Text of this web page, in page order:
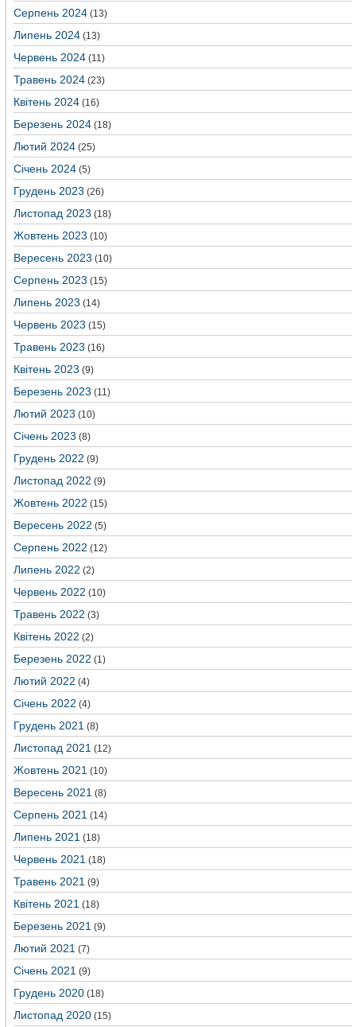
Серпень 2024 (13)
Липень 2024 (13)
Червень 2024 (11)
Травень 2024 (23)
Квітень 2024 (16)
Березень 2024 (18)
Лютий 2024 (25)
Січень 2024 (5)
Грудень 2023 (26)
Листопад 2023 (18)
Жовтень 2023 (10)
Вересень 2023 (10)
Серпень 2023 (15)
Липень 2023 (14)
Червень 2023 (15)
Травень 2023 (16)
Квітень 2023 (9)
Березень 2023 (11)
Лютий 2023 (10)
Січень 2023 (8)
Грудень 2022 (9)
Листопад 2022 (9)
Жовтень 2022 (15)
Вересень 2022 (5)
Серпень 2022 (12)
Липень 2022 (2)
Червень 2022 (10)
Травень 2022 (3)
Квітень 2022 (2)
Березень 2022 (1)
Лютий 2022 (4)
Січень 2022 (4)
Грудень 2021 (8)
Листопад 2021 (12)
Жовтень 2021 (10)
Вересень 2021 (8)
Серпень 2021 (14)
Липень 2021 (18)
Червень 2021 (18)
Травень 2021 (9)
Квітень 2021 (18)
Березень 2021 (9)
Лютий 2021 (7)
Січень 2021 (9)
Грудень 2020 (18)
Листопад 2020 (15)